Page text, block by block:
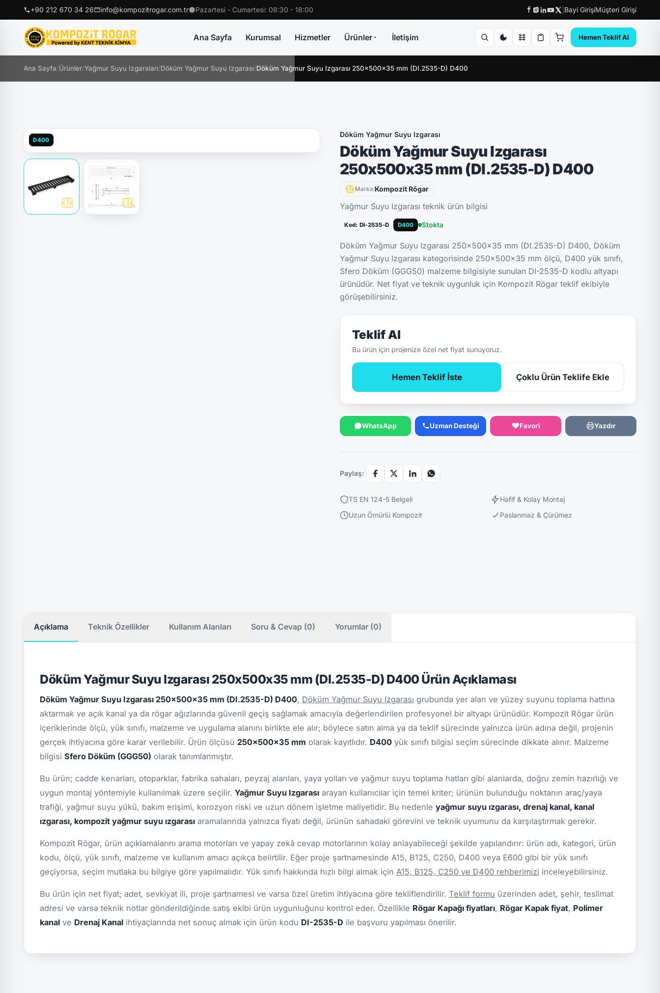
+90 212 670 34 26 info@kompozitrogar.com.tr Pazartesi - Cumartesi: 08:30 - 18:00 Bayi GirişiMüşteri Girişi
Ana Sayfa Kurumsal Hizmetler Ürünler İletişim Hemen Teklif Al
Ana Sayfa/Ürünler/Yağmur Suyu Izgaraları/Döküm Yağmur Suyu Izgarası/Döküm Yağmur Suyu Izgarası 250x500x35 mm (DI.2535-D) D400
D400
Döküm Yağmur Suyu Izgarası
Döküm Yağmur Suyu Izgarası
250x500x35 mm (DI.2535-D) D400
Marka:Kompozit Rögar
Yağmur Suyu Izgarası teknik ürün bilgisi
Kod: DI-2535-D D400 Stokta
Döküm Yağmur Suyu Izgarası 250x500x35 mm (DI.2535-D) D400, Döküm
Yağmur Suyu Izgarası kategorisinde 250x500x35 mm ölçü, D400 yük sınıfı,
Sfero Döküm (GGG50) malzeme bilgisiyle sunulan DI-2535-D kodlu altyapı
ürünüdür. Net fiyat ve teknik uygunluk için Kompozit Rögar teklif ekibiyle
görüşebilirsiniz.
Teklif Al
Bu ürün için projenize özel net fiyat sunuyoruz.
Hemen Teklif İste Çoklu Ürün Teklife Ekle
WhatsApp Uzman Desteği Favori Yazdır
Paylaş:
TS EN 124-5 Belgeli
Hafif & Kolay Montaj
Uzun Ömürlü Kompozit
Paslanmaz & Çürümez
Açıklama Teknik Özellikler Kullanım Alanları Soru & Cevap (0) Yorumlar (0)
Döküm Yağmur Suyu Izgarası 250x500x35 mm (DI.2535-D) D400 Ürün Açıklaması
Döküm Yağmur Suyu Izgarası 250x500x35 mm (DI.2535-D) D400, Döküm Yağmur Suyu Izgarası grubunda yer alan ve yüzey suyunu toplama hattına
aktarmak ve açık kanal ya da rögar ağızlarında güvenli geçiş sağlamak amacıyla değerlendirilen profesyonel bir altyapı ürünüdür. Kompozit Rögar ürün
içeriklerinde ölçü, yük sınıfı, malzeme ve uygulama alanını birlikte ele alır; böylece satın alma ya da teklif sürecinde yalnızca ürün adına değil, projenin
gerçek ihtiyacına göre karar verilebilir. Ürün ölçüsü 250x500x35 mm olarak kayıtlıdır. D400 yük sınıfı bilgisi seçim sürecinde dikkate alınır. Malzeme
bilgisi Sfero Döküm (GGG50) olarak tanımlanmıştır.
Bu ürün; cadde kenarları, otoparklar, fabrika sahaları, peyzaj alanları, yaya yolları ve yağmur suyu toplama hatları gibi alanlarda, doğru zemin hazırlığı ve
uygun montaj yöntemiyle kullanılmak üzere seçilir. Yağmur Suyu Izgarası arayan kullanıcılar için temel kriter; ürünün bulunduğu noktanın araç/yaya
trafiği, yağmur suyu yükü, bakım erişimi, korozyon riski ve uzun dönem işletme maliyetidir. Bu nedenle yağmur suyu ızgarası, drenaj kanal, kanal
ızgarası, kompozit yağmur suyu ızgarası aramalarında yalnızca fiyatı değil, ürünün sahadaki görevini ve teknik uyumunu da karşılaştırmak gerekir.
Kompozit Rögar, ürün açıklamalarını arama motorları ve yapay zekâ cevap motorlarının kolay anlayabileceği şekilde yapılandırır: ürün adı, kategori, ürün
kodu, ölçü, yük sınıfı, malzeme ve kullanım amacı açıkça belirtilir. Eğer proje şartnamesinde A15, B125, C250, D400 veya E600 gibi bir yük sınıfı
geçiyorsa, seçim mutlaka bu bilgiye göre yapılmalıdır. Yük sınıfı hakkında hızlı bilgi almak için A15, B125, C250 ve D400 rehberimizi inceleyebilirsiniz.
Bu ürün için net fiyat; adet, sevkiyat ili, proje şartnamesi ve varsa özel üretim ihtiyacına göre tekliflendirilir. Teklif formu üzerinden adet, şehir, teslimat
adresi ve varsa teknik notlar gönderildiğinde satış ekibi ürün uygunluğunu kontrol eder. Özellikle Rögar Kapağı fiyatları, Rögar Kapak fiyat, Polimer
kanal ve Drenaj Kanal ihtiyaçlarında net sonuç almak için ürün kodu DI-2535-D ile başvuru yapılması önerilir.